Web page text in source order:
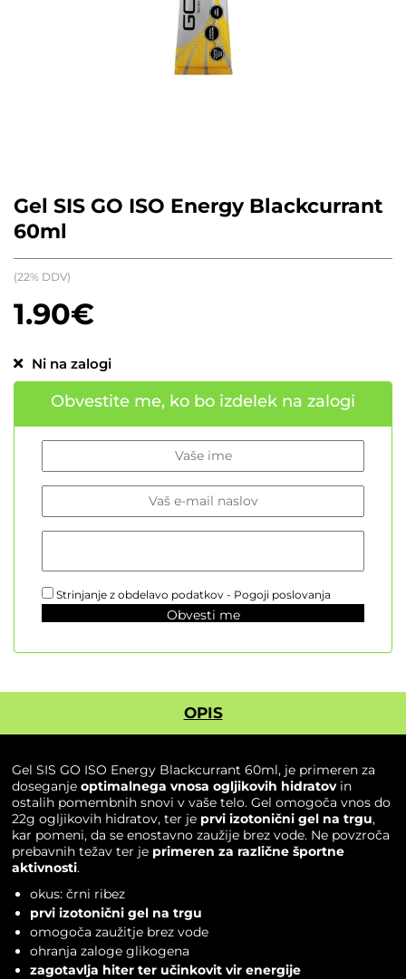
Gel SIS GO ISO Energy Blackcurrant
60ml
1.90€
(22% DDV)
Ni na zalogi
Obvestite me, ko bo izdelek na zalogi
Strinjanje z obdelavo podatkov - Pogoji poslovanja
Obvesti me
OPIS
Gel SIS GO ISO Energy Blackcurrant 60ml, je primeren za
doseganje optimalnega vnosa ogljikovih hidratovin
ostalih pomembnih snovi v vaše telo. Gel omogoča vnos do
22g ogljikovih hidratov, ter jeprvi izotonični gel na trgu,
kar pomeni, da se enostavno zaužije brez vode. Ne povzroča
prebavnih težav ter je primeren za različne športne
aktivnosti.
okus: črni ribez
prvi izotonični gel na trgu
omogoča zaužitje brez vode
ohranja zaloge glikogena
zagotavlja hiter ter učinkovit vir energije